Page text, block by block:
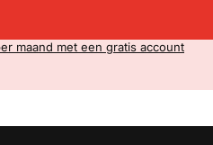
maand met een gratis account